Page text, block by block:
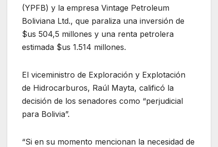
(YPFB) y la empresa Vintage Petroleum
Boliviana Ltd., que paraliza una inversión de
$us 504,5 millones y una renta petrolera
estimada $us 1.514 millones.
El viceministro de Exploración y Explotación
de Hidrocarburos, Raúl Mayta, calificó la
decisión de los senadores como “perjudicial
para Bolivia”.
“Si en su momento mencionan la necesidad de